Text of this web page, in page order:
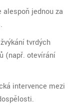
alespoň jednou za
tvrdých
(např. otevírání
intervence mezi